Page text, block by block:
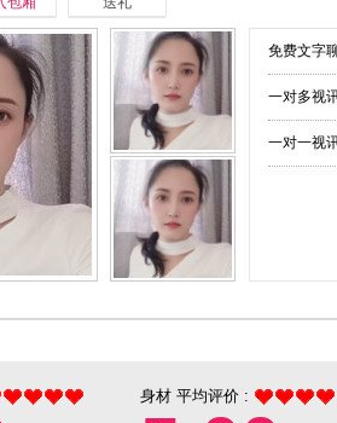
免费文字
一对多视
一对一视
身材 平均评价 :